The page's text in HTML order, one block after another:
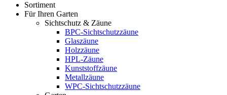
Sortiment
Für Ihren Garten
Sichtschutz & Zäune
BPC-Sichtschutzzäune
Glaszäune
Holzzäune
HPL-Zäune
Kunststoffzäune
Metallzäune
WPC-Sichtschutzzäune